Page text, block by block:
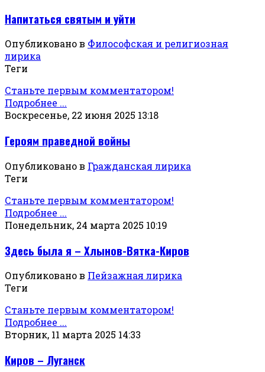
Напитаться святым и уйти
Опубликовано в Философская и религиозная
лирика
Теги
Станьте первым комментатором!
Подробнее ...
Воскресенье, 22 июня 2025 13:18
Героям праведной войны
Опубликовано в Гражданская лирика
Теги
Станьте первым комментатором!
Подробнее ...
Понедельник, 24 марта 2025 10:19
Здесь была я – Хлынов-Вятка-Киров
Опубликовано в Пейзажная лирика
Теги
Станьте первым комментатором!
Подробнее ...
Вторник, 11 марта 2025 14:33
Киров – Луганск